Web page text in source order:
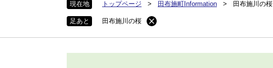
現在地 トップページ > 田布施町Information > 田布施川の桜
足あと 田布施川の桜